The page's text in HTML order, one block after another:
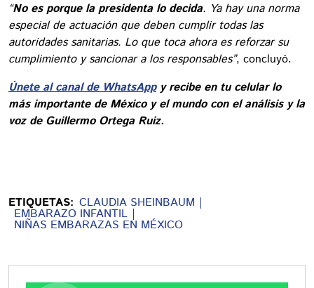
“No es porque la presidenta lo decida. Ya hay una norma
especial de actuación que deben cumplir todas las
autoridades sanitarias. Lo que toca ahora es reforzar su
cumplimiento y sancionar a los responsables”, concluyó.
Únete al canal de WhatsAppy recibe en tu celular lo
más importante de México y el mundo con el análisis y la
voz de Guillermo Ortega Ruiz.
ETIQUETAS: CLAUDIA SHEINBAUM
EMBARAZO INFANTIL
NIÑAS EMBARAZAS EN MÉXICO